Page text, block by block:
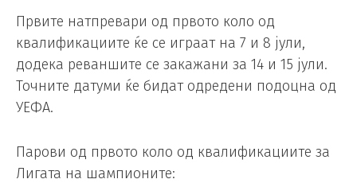
Првите натпревари од првото коло од
квалификациите ќе се играат на 7 и 8 јули,
додека реваншите се закажани за 14 и 15 јули.
Точните датуми ќе бидат одредени подоцна од
УЕФА.
Парови од првото коло од квалификациите за
Лигата на шампионите: